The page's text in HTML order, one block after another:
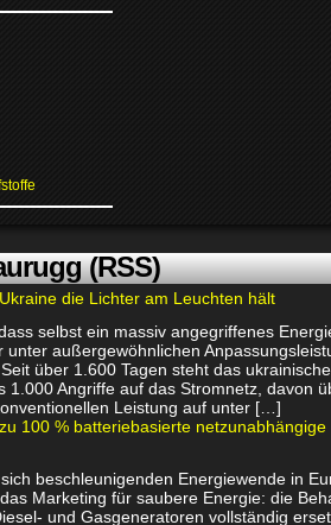
(RSS)
die Lichter am Leuchten hält
selbst ein massiv angegriffenes
außergewöhnlichen
über 1.600 Tagen steht das ukrainische
Angriffe auf das Stromnetz, davon
Leistung auf unter […]
100 % batteriebasierte netzunabhängige
beschleunigenden Energiewende in
Marketing für saubere Energie: die
und Gasgeneratoren vollständig